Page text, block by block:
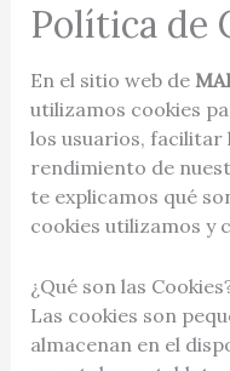
Política de
En el sitio web de
utilizamos cookies
los usuarios, facilitar
rendimiento de
te explicamos qué
cookies utilizamos y
¿Qué son las
Las cookies son
almacenan en el